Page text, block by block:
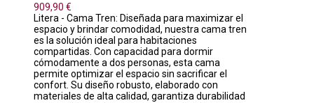
909,90 €
Litera - Cama Tren: Diseñada para maximizar el
espacio y brindar comodidad, nuestra cama tren
es la solución ideal para habitaciones
compartidas. Con capacidad para dormir
cómodamente a dos personas, esta cama
permite optimizar el espacio sin sacrificar el
confort. Su diseño robusto, elaborado con
materiales de alta calidad, garantiza durabilidad